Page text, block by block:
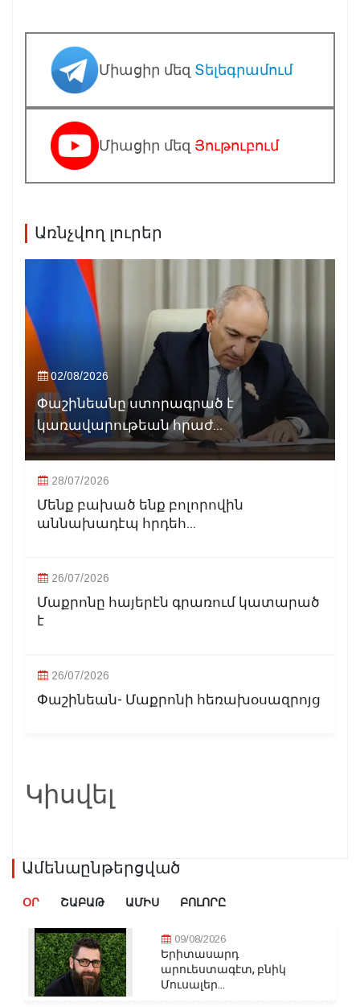
Միացիր մեզ Տելեգրամում
Միացիր մեզ Յութուբում
Առնչվող լուրեր
02/08/2026
Փաշինեանը ստորագրած է
կառավարութեան հրաժ...
28/07/2026
Մենք բախած ենք բոլորովին
աննախադէպ հրդեհ...
26/07/2026
Մաքրոնը հայերէն գրառում կատարած
է
26/07/2026
Փաշինեան- Մաքրոնի հեռախօսազրոյց
Կիսվել
Ամենաընթերցված
ՕՐ ՇԱԲԱԹ ԱՄԻՍ ԲՈԼՈՐԸ
09/08/2026
Երիտասարդ
արուեստագէտ, բնիկ
Մուսալեր...